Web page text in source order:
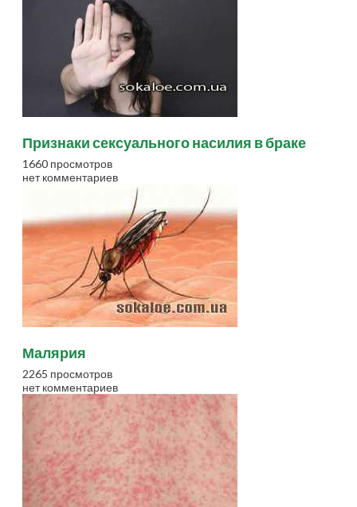
Признаки сексуального насилия в браке
1660 просмотров
нет комментариев
Малярия
2265 просмотров
нет комментариев